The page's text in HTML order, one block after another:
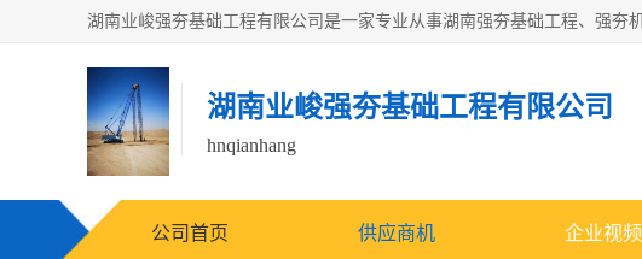
湖南业峻强夯基础工程有限公司
hnqianhang
公司首页 供应商机 企业视频